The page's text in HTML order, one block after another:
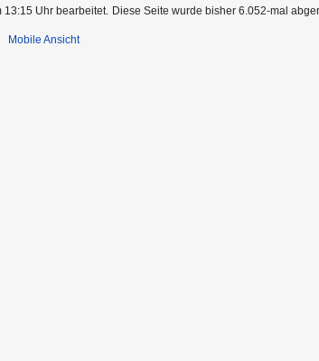
13:15 Uhr bearbeitet. Diese Seite wurde bisher 6.052-mal
Mobile Ansicht